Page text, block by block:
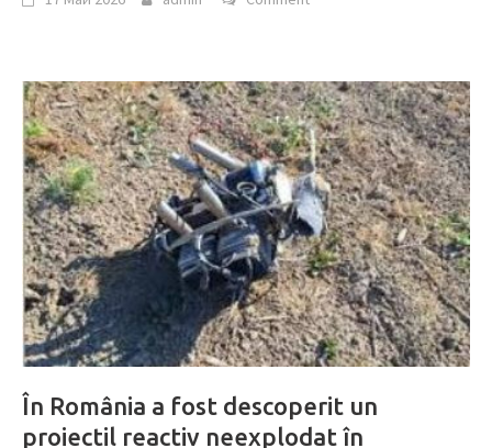
În România a fost descoperit un
proiectil reactiv neexplodat în